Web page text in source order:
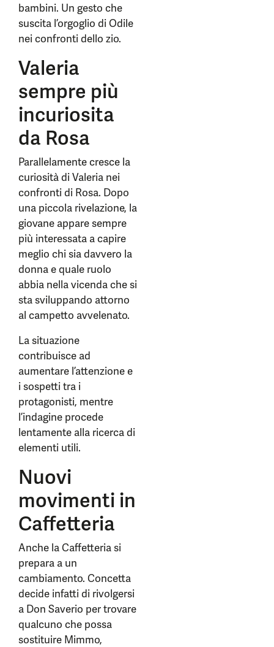
bambini. Un gesto che
suscita l’orgoglio di Odile
nei confronti dello zio.
Valeria
sempre più
incuriosita
da Rosa
Parallelamente cresce la
curiosità di Valeria nei
confronti di Rosa. Dopo
una piccola rivelazione, la
giovane appare sempre
più interessata a capire
meglio chi sia davvero la
donna e quale ruolo
abbia nella vicenda che si
sta sviluppando attorno
al campetto avvelenato.
La situazione
contribuisce ad
aumentare l’attenzione e
i sospetti tra i
protagonisti, mentre
l’indagine procede
lentamente alla ricerca di
elementi utili.
Nuovi
movimenti in
Caffetteria
Anche la Caffetteria si
prepara a un
cambiamento. Concetta
decide infatti di rivolgersi
a Don Saverio per trovare
qualcuno che possa
sostituire Mimmo,